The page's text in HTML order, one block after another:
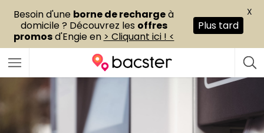
Besoin d'une borne de rechargeà
domicile ? Découvrez les offres
promosd'Engie en > Cliquant ici ! <
Plus tard
X